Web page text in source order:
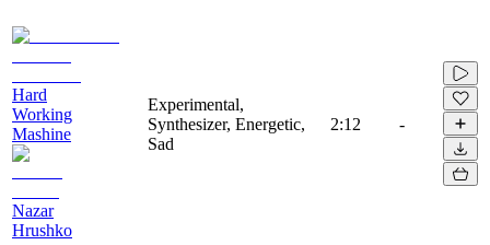
Hard
Working
Mashine
Nazar
Hrushko
Experimental,
Synthesizer, Energetic,
Sad
2:12 -